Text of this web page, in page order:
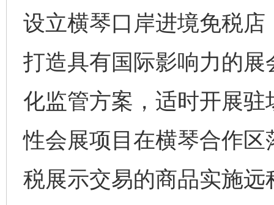
设立横琴口岸进境免税
打造具有国际影响力的
化监管方案，适时开展驻
性会展项目在横琴合作
税展示交易的商品实施